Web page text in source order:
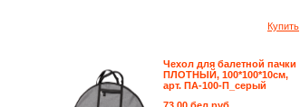
Купить
Чехол для балетной пачки
ПЛОТНЫЙ, 100*100*10см,
арт. ПА-100-П_серый